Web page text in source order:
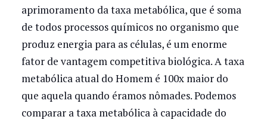
aprimoramento da taxa metabólica, que é soma
de todos processos químicos no organismo que
produz energia para as células, é um enorme
fator de vantagem competitiva biológica. A taxa
metabólica atual do Homem é 100x maior do
que aquela quando éramos nômades. Podemos
comparar a taxa metabólica à capacidade do